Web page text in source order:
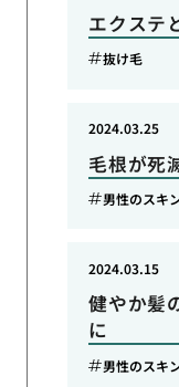
エクステ
抜け毛
毛根が死
2024.03.25
男性のスキ
健やか髪
に
2024.03.15
男性のスキ